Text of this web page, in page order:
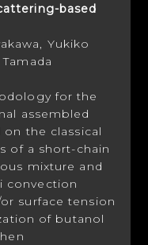
based
Yukiko
for the
assembled
the classical
of a short-chain
mixture and
convection
surface tension
of butanol